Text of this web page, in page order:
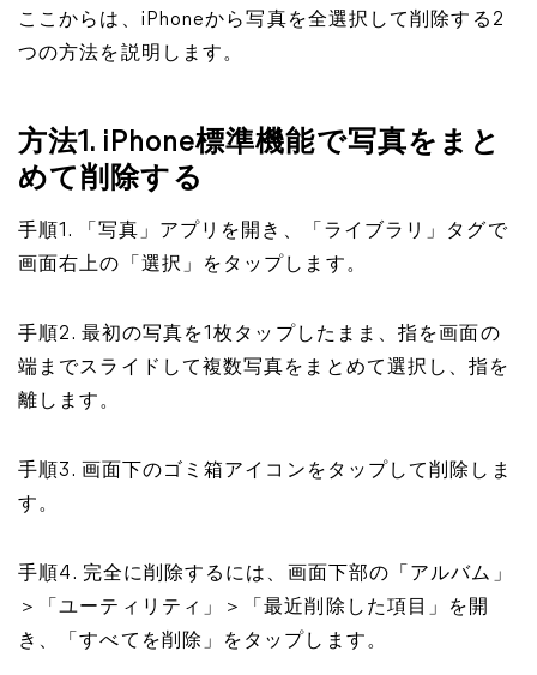
ここからは、iPhoneから写真を全選択して削除する2
つの方法を説明します。
方法1. iPhone標準機能で写真をまと
めて削除する
手順1. 「写真」アプリを開き、「ライブラリ」タグで
画面右上の「選択」をタップします。
手順2. 最初の写真を1枚タップしたまま、指を画面の
端までスライドして複数写真をまとめて選択し、指を
離します。
手順3. 画面下のゴミ箱アイコンをタップして削除しま
す。
手順4. 完全に削除するには、画面下部の「アルバム」
＞「ユーティリティ」＞「最近削除した項目」を開
き、「すべてを削除」をタップします。